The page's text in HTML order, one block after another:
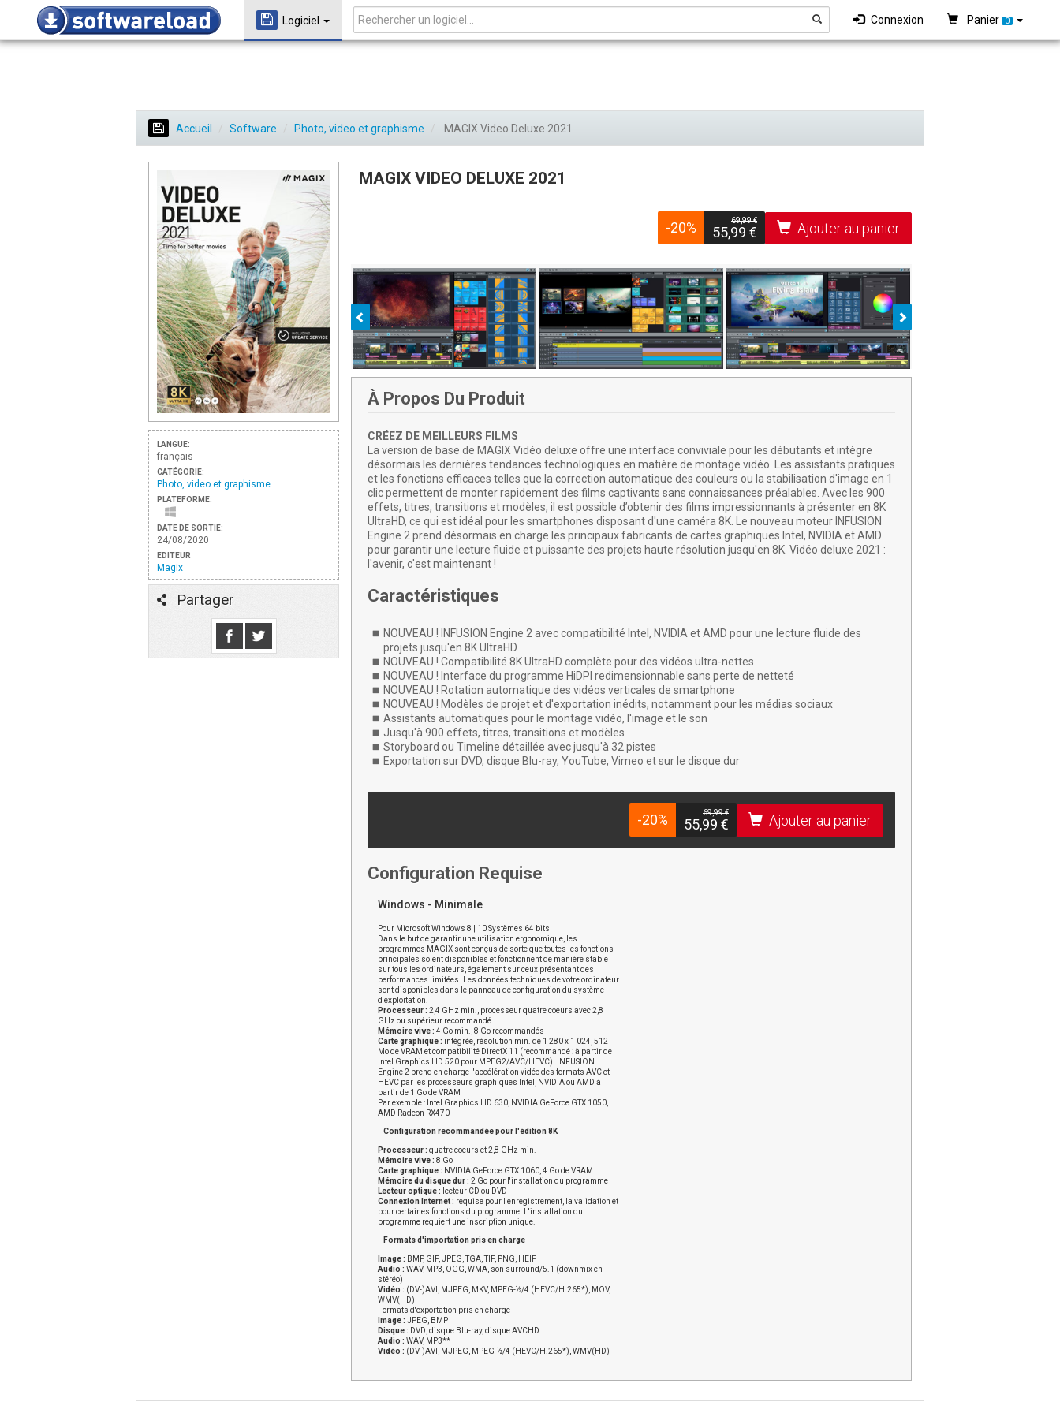
Logiciel Connexion Panier 0
Accueil Software Photo, video et graphisme MAGIX Video Deluxe 2021
MAGIX VIDEO DELUXE 2021
-20% 69,99 €
55,99 € Ajouter au panier
Préc.
À Propos Du Produit
CRÉEZ DE MEILLEURS FILMS
La version de base de MAGIX Vidéo deluxe offre une interface conviviale pour les débutants et intègre
désormais les dernières tendances technologiques en matière de montage vidéo. Les assistants pratiques
et les fonctions efficaces telles que la correction automatique des couleurs ou la stabilisation d'image en 1
clic permettent de monter rapidement des films captivants sans connaissances préalables. Avec les 900
effets, titres, transitions et modèles, il est possible d’obtenir des films impressionnants à présenter en 8K
UltraHD, ce qui est idéal pour les smartphones disposant d'une caméra 8K. Le nouveau moteur INFUSION
Engine 2 prend désormais en charge les principaux fabricants de cartes graphiques Intel, NVIDIA et AMD
pour garantir une lecture fluide et puissante des projets haute résolution jusqu'en 8K. Vidéo deluxe 2021 :
l'avenir, c'est maintenant !
Caractéristiques
NOUVEAU ! INFUSION Engine 2 avec compatibilité Intel, NVIDIA et AMD pour une lecture fluide des
projets jusqu'en 8K UltraHD
NOUVEAU ! Compatibilité 8K UltraHD complète pour des vidéos ultra-nettes
NOUVEAU ! Interface du programme HiDPI redimensionnable sans perte de netteté
NOUVEAU ! Rotation automatique des vidéos verticales de smartphone
NOUVEAU ! Modèles de projet et d'exportation inédits, notamment pour les médias sociaux
Assistants automatiques pour le montage vidéo, l'image et le son
Jusqu'à 900 effets, titres, transitions et modèles
Storyboard ou Timeline détaillée avec jusqu'à 32 pistes
Exportation sur DVD, disque Blu-ray, YouTube, Vimeo et sur le disque dur
-20% 69,99 €
55,99 € Ajouter au panier
Configuration Requise
Windows - Minimale
Pour Microsoft Windows 8 | 10 Systèmes 64 bits
Dans le but de garantir une utilisation ergonomique, les
programmes MAGIX sont conçus de sorte que toutes les fonctions
principales soient disponibles et fonctionnent de manière stable
sur tous les ordinateurs, également sur ceux présentant des
performances limitées. Les données techniques de votre ordinateur
sont disponibles dans le panneau de configuration du système
d'exploitation.
Processeur : 2,4 GHz min., processeur quatre coeurs avec 2,8
GHz ou supérieur recommandé
Mémoire vive : 4 Go min., 8 Go recommandés
Carte graphique : intégrée, résolution min. de 1 280 x 1 024, 512
Mo de VRAM et compatibilité DirectX 11 (recommandé : à partir de
Intel Graphics HD 520 pour MPEG2/AVC/HEVC). INFUSION
Engine 2 prend en charge l'accélération vidéo des formats AVC et
HEVC par les processeurs graphiques Intel, NVIDIA ou AMD à
partir de 1 Go de VRAM
Par exemple : Intel Graphics HD 630, NVIDIA GeForce GTX 1050,
AMD Radeon RX470
Configuration recommandée pour l'édition 8K
Processeur : quatre coeurs et 2,8 GHz min.
Mémoire vive : 8 Go
Carte graphique : NVIDIA GeForce GTX 1060, 4 Go de VRAM
Mémoire du disque dur : 2 Go pour l'installation du programme
Lecteur optique : lecteur CD ou DVD
Connexion Internet : requise pour l'enregistrement, la validation et
pour certaines fonctions du programme. L'installation du
programme requiert une inscription unique.
Formats d'importation pris en charge
Image : BMP, GIF, JPEG, TGA, TIF, PNG, HEIF
Audio : WAV, MP3, OGG, WMA, son surround/5.1 (downmix en
stéréo)
Vidéo : (DV-)AVI, MJPEG, MKV, MPEG-½/4 (HEVC/H.265*), MOV,
WMV(HD)
Formats d'exportation pris en charge
Image : JPEG, BMP
Disque : DVD, disque Blu-ray, disque AVCHD
Audio : WAV, MP3**
Vidéo : (DV-)AVI, MJPEG, MPEG-½/4 (HEVC/H.265*), WMV(HD)
Partager
LANGUE:
français
CATÉGORIE:
Photo, video et graphisme
PLATEFORME:
DATE DE SORTIE:
24/08/2020
EDITEUR
Magix